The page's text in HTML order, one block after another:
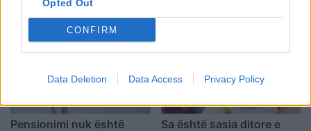
Opted Out
CONFIRM
Data Deletion Data Access Privacy Policy
për kancer pankreatik
Pensionimi nuk është
Sa është sasia ditore e